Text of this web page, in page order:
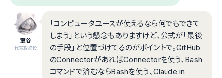
室谷
代表取締役
「コンピュータユースが使えるなら何でもできて
しまう」という懸念もありますけど、公式が「最後
の手段」と位置づけてるのがポイントで。GitHub
のConnectorがあればConnectorを使う、Bash
コマンドで済むならBashを使う、Claude in